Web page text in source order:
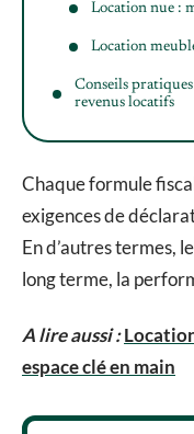
Location nue :
Location
Conseils
revenus locatifs
Chaque formule
exigences de
En d’autres termes,
long terme, la
A lire aussi :
espace clé en main